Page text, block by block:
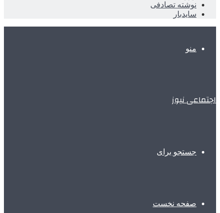
نوشته تصادفی
سایدبار
منو
اجتماعی نیوز
جستجو برای
صفحه نخست